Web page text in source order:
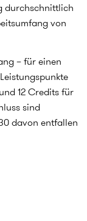
durchschnittlich
von
– für einen
12 Credits für
sind
davon entfallen